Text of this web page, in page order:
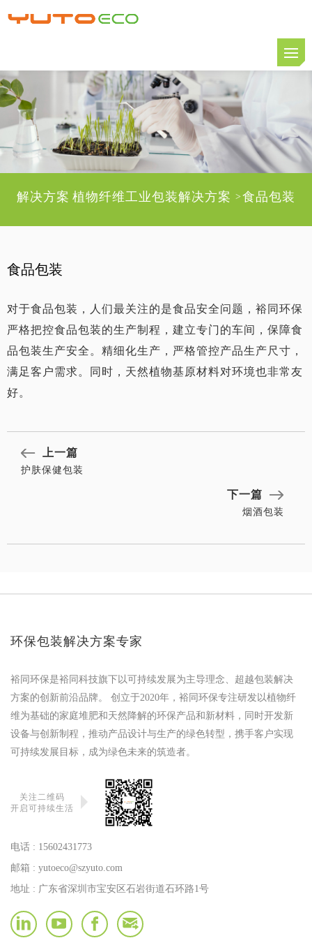
解决方案 植物纤维工业包装解决方案 > 食品包装
食品包装
对于食品包装，人们最关注的是食品安全问题，裕同环保
严格把控食品包装的生产制程，建立专门的车间，保障食
品包装生产安全。精细化生产，严格管控产品生产尺寸，
满足客户需求。同时，天然植物基原材料对环境也非常友
好。
上一篇
护肤保健包装
下一篇
烟酒包装
环保包装解决方案专家
裕同环保是裕同科技旗下以可持续发展为主导理念、超越包装解决
方案的创新前沿品牌。 创立于2020年，裕同环保专注研发以植物纤
维为基础的家庭堆肥和天然降解的环保产品和新材料，同时开发新
设备与创新制程，推动产品设计与生产的绿色转型，携手客户实现
可持续发展目标，成为绿色未来的筑造者。
关注二维码
开启可持续生活
电话 : 15602431773
邮箱 : yutoeco@szyuto.com
地址 : 广东省深圳市宝安区石岩街道石环路1号